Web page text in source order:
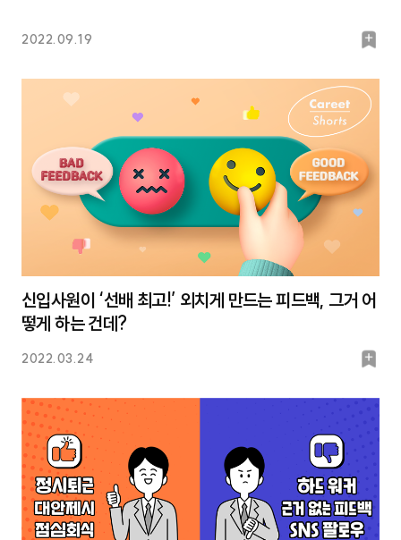
2022.09.19
북
크
신입사원이 ‘선배 최고!’ 외치게 만드는 피드백, 그거 어
떻게 하는 건데?
2022.03.24
북